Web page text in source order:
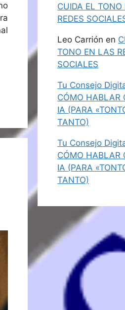
CUIDA EL TONO
REDES
Leo Carrión en
TONO EN LAS
SOCIALES
Tu Consejo
CÓMO HABLAR
IA (PARA
TANTO)
Tu Consejo
CÓMO HABLAR
IA (PARA
TANTO)